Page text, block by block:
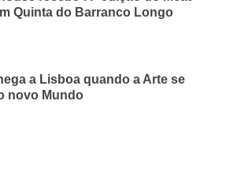
Quinta do Barranco Longo
a Lisboa quando a Arte se
novo Mundo